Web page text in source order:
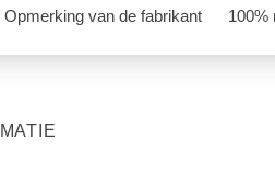
Opmerking van de fabrikant 100%